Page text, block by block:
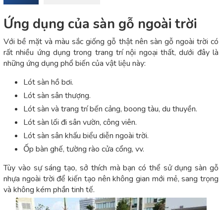
Ứng dụng của sàn gỗ ngoài trời
Với bề mặt và màu sắc giống gỗ thật nên sàn gỗ ngoài trời có
rất nhiều ứng dụng trong trang trí nội ngoại thất, dưới đây là
những ứng dụng phổ biến của vật liệu này:
Lót sàn hồ bơi.
Lót sàn sân thượng.
Lót sàn và trang trí bến cảng, boong tàu, du thuyền.
Lót sàn lối đi sân vườn, công viên.
Lót sàn sân khấu biểu diễn ngoài trời.
Ốp bàn ghế, tường rào cửa cổng, vv.
Tùy vào sự sáng tạo, sở thích mà bạn có thể sử dụng sàn gỗ
nhựa ngoài trời để kiến tạo nên không gian mới mẻ, sang trọng
và không kém phần tinh tế.